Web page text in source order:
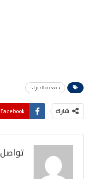
جمعية الخبراء:
شارك Facebook
تواصل 24